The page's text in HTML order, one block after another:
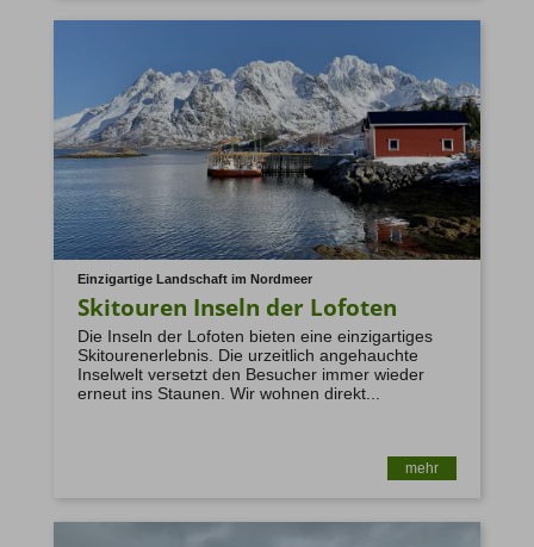
https://www.bfdi.bund.de/DE/Buerger/Inhalte/Allgemein/
Einzigartige Landschaft im Nordmeer
Skitouren Inseln der Lofoten
Die Inseln der Lofoten bieten eine einzigartiges
Skitourenerlebnis. Die urzeitlich angehauchte
Inselwelt versetzt den Besucher immer wieder
erneut ins Staunen. Wir wohnen direkt...
mehr